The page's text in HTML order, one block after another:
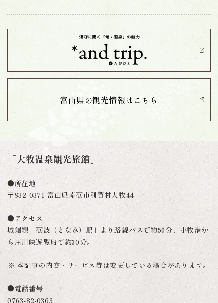
富山県の観光情報は こちら
「大牧温泉観光旅館」
●所在地
〒932-0371 富山県南砺市利賀村大牧44
●アクセス
城端線「砺波（となみ）駅」より路線バスで約50分、小牧港か
ら庄川峡遊覧船で約30分。
本記事の内容・サービス等は変更している場合があります。
●電話番号
0763-82-0363